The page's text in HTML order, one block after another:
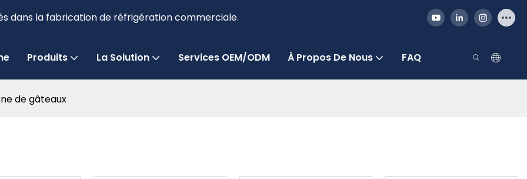
dans la fabrication de réfrigération commerciale.
Produits La Solution Services OEM/ODM À Propos De Nous FAQ
de gâteaux